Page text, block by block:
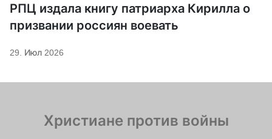
РПЦ издала книгу патриарха Кирилла о
призвании россиян воевать
29. Июл 2026
Христиане против войны